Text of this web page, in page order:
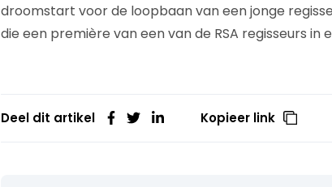
droomstart voor de loopbaan van een jonge
die een première van een van de RSA regisseurs
Deel dit artikel Kopieer link